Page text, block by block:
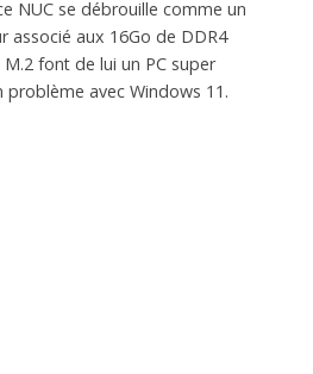
NUC se débrouille comme un
associé aux 16Go de DDR4
font de lui un PC super
problème avec Windows 11.